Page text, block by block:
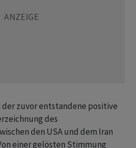
zuvor entstandene positive
des
den USA und dem Iran
einer gelösten Stimmung